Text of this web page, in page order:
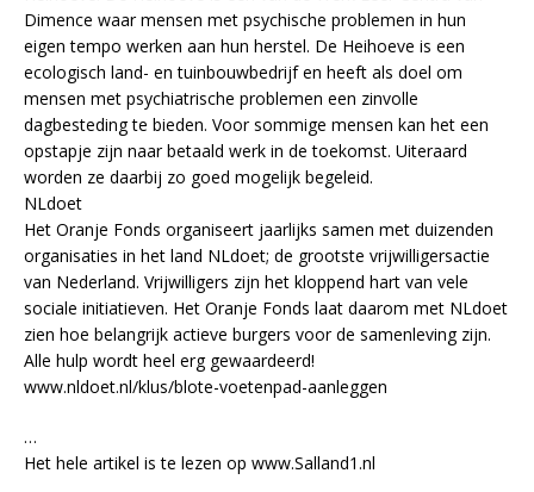
Dimence waar mensen met psychische problemen in hun
eigen tempo werken aan hun herstel. De Heihoeve is een
ecologisch land- en tuinbouwbedrijf en heeft als doel om
mensen met psychiatrische problemen een zinvolle
dagbesteding te bieden. Voor sommige mensen kan het een
opstapje zijn naar betaald werk in de toekomst. Uiteraard
worden ze daarbij zo goed mogelijk begeleid.
NLdoet
Het Oranje Fonds organiseert jaarlijks samen met duizenden
organisaties in het land NLdoet; de grootste vrijwilligersactie
van Nederland. Vrijwilligers zijn het kloppend hart van vele
sociale initiatieven. Het Oranje Fonds laat daarom met NLdoet
zien hoe belangrijk actieve burgers voor de samenleving zijn.
Alle hulp wordt heel erg gewaardeerd!
www.nldoet.nl/klus/blote-voetenpad-aanleggen
…
Het hele artikel is te lezen op www.Salland1.nl